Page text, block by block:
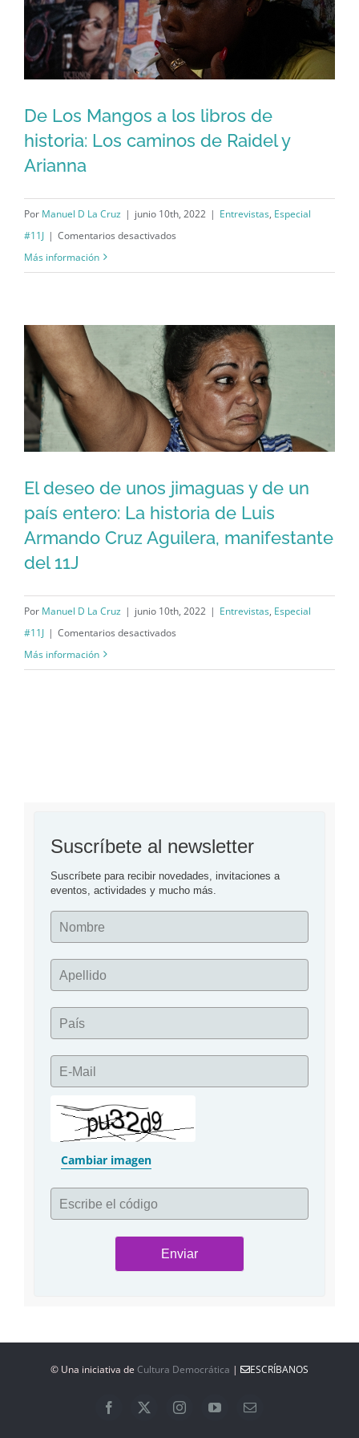
morir
de
pie
que
de
rodillas
De Los Mangos a los libros de historia:
De Los Mangos a los libros de
historia: Los caminos de Raidel y
Arianna
Por Manuel D La Cruz | junio 10th, 2022 | Entrevistas, Especial
#11J | Comentarios desactivados
los
libros
de
historia:
Los
caminos
Raidel
y
Arianna
Más información
El deseo de unos jimaguas y de un
país entero: La historia de Luis
Armando Cruz Aguilera, manifestante
El deseo de unos jimaguas y de un
país entero: La historia de Luis
Armando Cruz Aguilera, manifestante
del 11J
Por Manuel D La Cruz | junio 10th, 2022 | Entrevistas, Especial
#11J | Comentarios desactivados
entero:
La
historia
de
Armando
del
Más información
Suscríbete al newsletter
Suscríbete para recibir novedades, invitaciones a
eventos, actividades y mucho más.
Nombre
Apellido
País
E-Mail
Cambiar imagen
Escribe el código
© Una iniciativa de Cultura Democrática | ESCRÍBANOS
Facebook
X InstagramYouTubeCorreo